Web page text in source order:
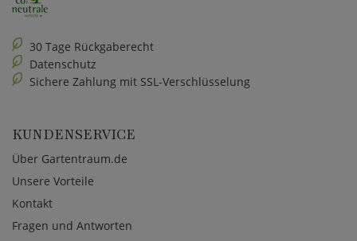
30 Tage Rückgaberecht
Datenschutz
Sichere Zahlung mit SSL-Verschlüsselung
KUNDENSERVICE
Über Gartentraum.de
Unsere Vorteile
Kontakt
Fragen und Antworten